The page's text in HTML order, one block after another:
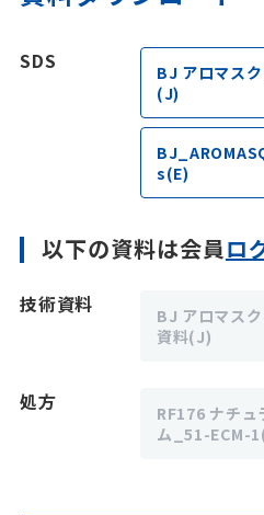
SDS
BJ アロマス
(J)
s(E)
以下の資料は会員ロ
技術資料
BJ アロマス
資料(J)
処方
RF176 ナチュ
ム_51-ECM-